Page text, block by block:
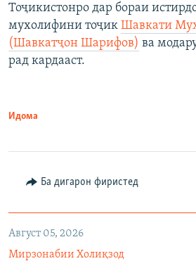
Тоҷикистонро дар бораи
мухолифини тоҷик Шавкати
(Шавкатҷон Шарифов) ва
рад кардааст.
Идома
Ба дигарон фиристед
Август 05, 2026
Мирзонабии Холиқзод